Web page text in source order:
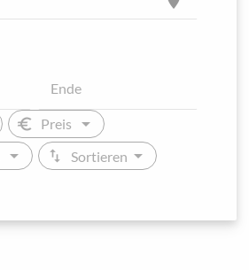
euro Preis arrow_drop_down
arrow_drop_down swap_vert Sortieren arrow_drop_down